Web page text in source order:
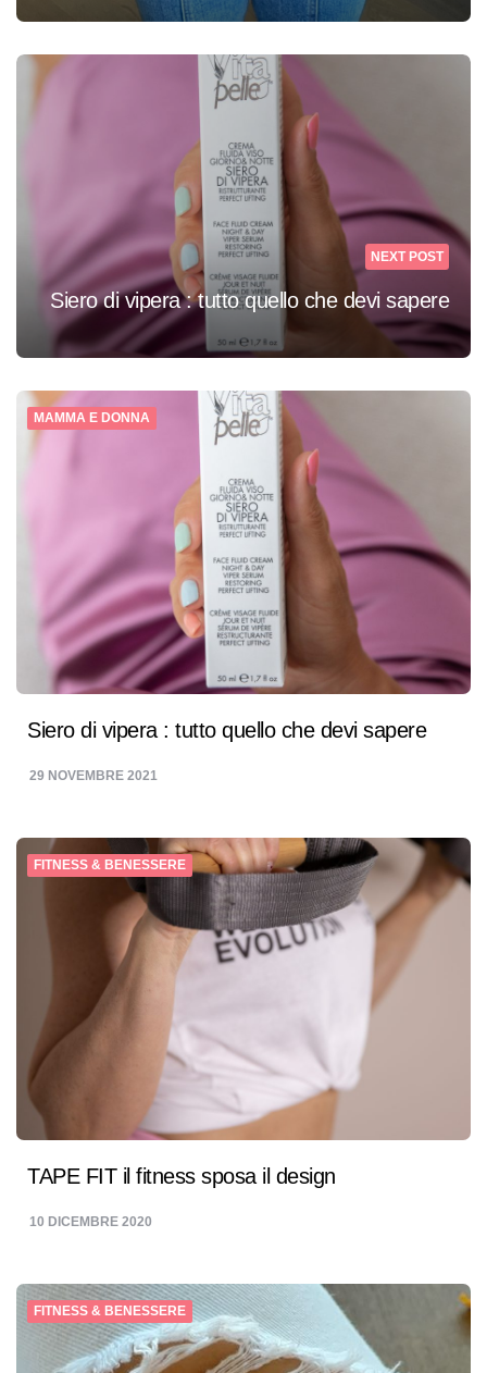
NEXT POST
Siero di vipera : tutto quello che devi sapere
MAMMA E DONNA
Siero di vipera : tutto quello che devi sapere
29 NOVEMBRE 2021
FITNESS & BENESSERE
TAPE FIT il fitness sposa il design
10 DICEMBRE 2020
FITNESS & BENESSERE